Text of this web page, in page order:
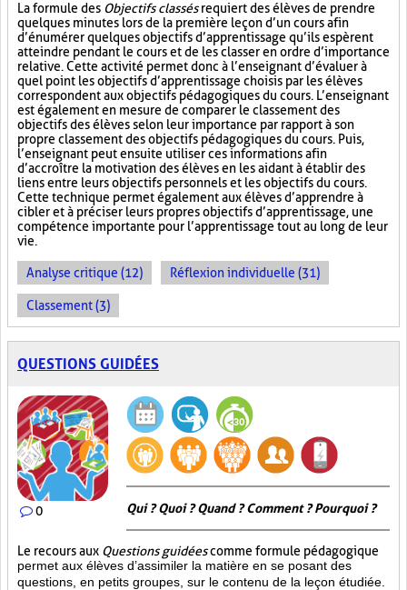
La formule des Objectifs classésrequiert des élèves de prendre
quelques minutes lors de la première leçon d’un cours afin
d’énumérer quelques objectifs d’apprentissage qu’ils espèrent
atteindre pendant le cours et de les classer en ordre d’importance
relative. Cette activité permet donc à l’enseignant d’évaluer à
quel point les objectifs d’apprentissage choisis par les élèves
correspondent aux objectifs pédagogiques du cours. L’enseignant
est également en mesure de comparer le classement des
objectifs des élèves selon leur importance par rapport à son
propre classement des objectifs pédagogiques du cours. Puis,
l’enseignant peut ensuite utiliser ces informations afin
d’accroître la motivation des élèves en les aidant à établir des
liens entre leurs objectifs personnels et les objectifs du cours.
Cette technique permet également aux élèves d’apprendre à
cibler et à préciser leurs propres objectifs d’apprentissage, une
compétence importante pour l’apprentissage tout au long de leur
vie.
Analyse critique (12) Réflexion individuelle (31)
Classement (3)
QUESTIONS GUIDÉES
0 Qui ? Quoi ? Quand ? Comment ? Pourquoi ?
Le recours aux Questions guidéescomme formule pédagogique
permet aux élèves d’assimiler la matière en se posant des
questions, en petits groupes, sur le contenu de la leçon étudiée.